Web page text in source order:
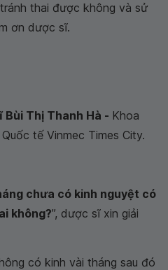
thai được không và sử
ơn dược sĩ.
Bùi Thị Thanh Hà - Khoa
tế Vinmec Times City.
chưa có kinh nguyệt có
không?”, dược sĩ xin giải
có kinh vài tháng sau đó